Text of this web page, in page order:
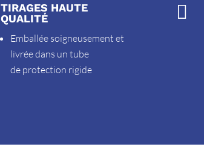
TIRAGES HAUTE
QUALITÉ
Emballée soigneusement et
livrée dans un tube
de protection rigide
